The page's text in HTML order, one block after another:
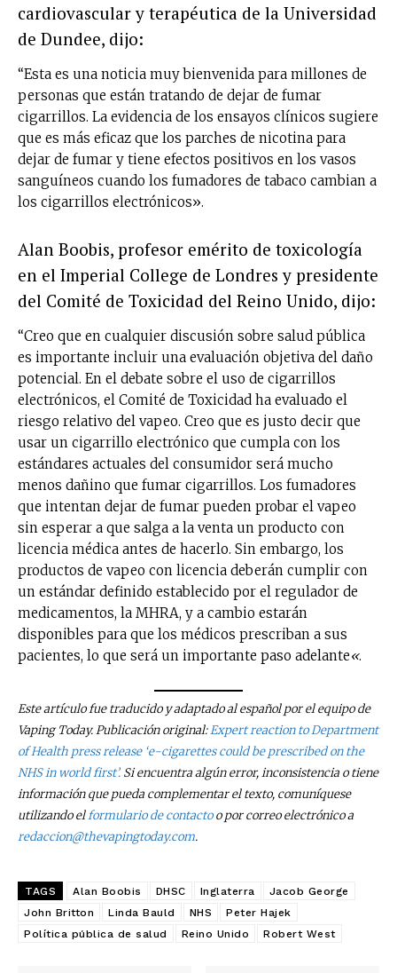
últimas noticias
Suscríbete a nuestro boletín diario y
cardiovascular y terapéutica de la Universidad
de Dundee, dijo:
“Esta es una noticia muy bienvenida para millones de
personas que están tratando de dejar de fumar
cigarrillos. La evidencia de los ensayos clínicos sugiere
que es más eficaz que los parches de nicotina para
dejar de fumar y tiene efectos positivos en los vasos
sanguíneos cuando los fumadores de tabaco cambian a
los cigarrillos electrónicos».
Alan Boobis, profesor emérito de toxicología
en el Imperial College de Londres y presidente
del Comité de Toxicidad del Reino Unido, dijo:
“Creo que en cualquier discusión sobre salud pública
es importante incluir una evaluación objetiva del daño
potencial. En el debate sobre el uso de cigarrillos
electrónicos, el Comité de Toxicidad ha evaluado el
riesgo relativo del vapeo. Creo que es justo decir que
usar un cigarrillo electrónico que cumpla con los
estándares actuales del consumidor será mucho
menos dañino que fumar cigarrillos. Los fumadores
que intentan dejar de fumar pueden probar el vapeo
sin esperar a que salga a la venta un producto con
licencia médica antes de hacerlo. Sin embargo, los
productos de vapeo con licencia deberán cumplir con
un estándar definido establecido por el regulador de
medicamentos, la MHRA, y a cambio estarán
disponibles para que los médicos prescriban a sus
pacientes, lo que será un importante paso adelante«.
Este artículo fue traducido y adaptado al español por el equipo de
Vaping Today. Publicación original:Expert reaction to Department
of Health press release ‘e-cigarettes could be prescribed on the
NHS in world first’. Si encuentra algún error, inconsistencia o tiene
información que pueda complementar el texto, comuníquese
utilizando elformulario de contactoo por correo electrónico a
redaccion@thevapingtoday.com.
TAGS Alan Boobis DHSC Inglaterra
Jacob George
John Britton
Linda Bauld NHS
Peter Hajek
Política pública de salud
Reino Unido Robert West